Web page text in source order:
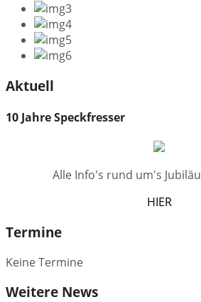
Aktuell
10 Jahre Speckfresser
Alle Info's rund um's
HIER
Termine
Keine Termine
Weitere News